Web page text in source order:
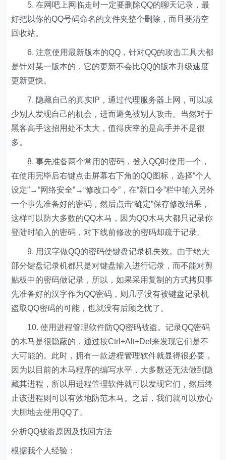
5. 在网吧上网临走时一定要删除QQ的聊天记录，最
好把以你的QQ号码命名的文件夹整个删除，而且要清空
回收站。
6. 注意使用最新版本的QQ，针对QQ的攻击工具大都
是针对某一版本的，它的更新不会比QQ的版本升级速度
更新更快。
7. 隐藏自己的真实IP，通过代理服务器上网，可以减
少别人发现自己的机会，进而避免被别人攻击。当然对于
黑客高手这招用处不太大，值得庆幸的是高手并不是很
多。
8. 事先准备两个常用的密码，登入QQ时使用一个，
在使用完毕后右键点击屏幕右下角的QQ图标，选择“个人
设定”→“网络安全”→“修改口令”，在“新口令”栏中输入另外
一个事先准备好的密码，然后点击“确定”保存修改结果，
这样可以防大多数的QQ木马，因为QQ木马大都只记录你
登陆时输入的密码，对下线前修改的密码却疏于记录。
9. 用汉字做QQ的密码使键盘记录机失效。由于绝大
部分键盘记录机都只是对键盘输入进行记录，而不能对剪
贴板中的密码做记录，所以，如果采用复制的方式拷贝事
先准备好的汉字作为QQ密码，则几乎没有被键盘记录机
盗取QQ密码的可能，也就没有后顾之忧了。
10. 使用进程管理软件防QQ密码被盗。记录QQ密码
的木马是很隐蔽的，通过按Ctrl+Alt+Del来发现它们是不
大可能的。此时，拥有一款进程管理软件就显得很必要，
因为以目前的木马程序的编写水平，大多数还无法做到隐
藏其进程，所以用进程管理软件就可以发现它们，然后终
止该进程则可以有效地防范木马。之后，我们就可以放心
大胆地去使用QQ了。
分析QQ被盗原因及找回方法
根据我个人经验：